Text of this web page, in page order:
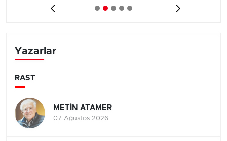
Yazarlar
RAST
METİN ATAMER
07 Ağustos 2026